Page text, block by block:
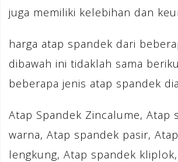
juga memiliki kelebihan dan
harga atap spandek dari
dibawah ini tidaklah sama
beberapa jenis atap spandek
Atap Spandek Zincalume, Atap
warna, Atap spandek pasir,
lengkung, Atap spandek